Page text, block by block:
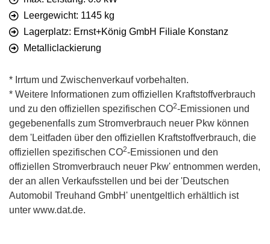
Leergewicht: 1145 kg
Lagerplatz: Ernst+König GmbH Filiale Konstanz
Metalliclackierung
* Irrtum und Zwischenverkauf vorbehalten.
* Weitere Informationen zum offiziellen Kraftstoffverbrauch
und zu den offiziellen spezifischen CO2-Emissionen und
gegebenenfalls zum Stromverbrauch neuer Pkw können
dem 'Leitfaden über den offiziellen Kraftstoffverbrauch, die
offiziellen spezifischen CO2-Emissionen und den
offiziellen Stromverbrauch neuer Pkw' entnommen werden,
der an allen Verkaufsstellen und bei der 'Deutschen
Automobil Treuhand GmbH' unentgeltlich erhältlich ist
unter www.dat.de.